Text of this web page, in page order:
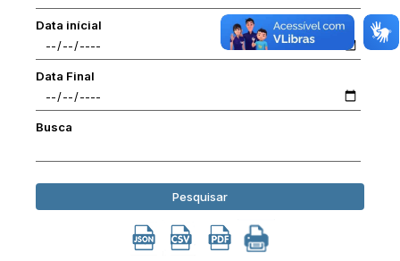
Data inícial
Data Final
Busca
Pesquisar